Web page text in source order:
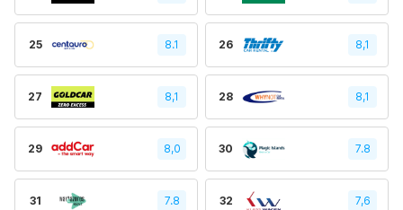
25 8.1 26 8,1
27 8,1 28 8,1
29 8,0 30 7.8
31 7.8 32 7,6